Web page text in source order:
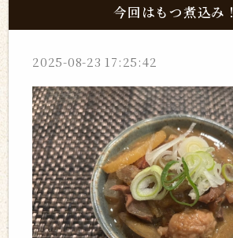
今回はもつ煮込み！
2025-08-23 17:25:42